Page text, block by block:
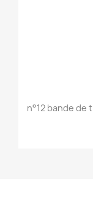
n°12 bande de